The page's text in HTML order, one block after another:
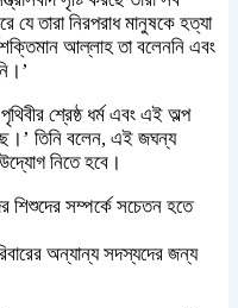
তারা নিরপরাধ মানুষকে হত্যা
আল্লাহ তা বলেননি এবং
শ্রেষ্ঠ ধর্ম এবং এই অল্প
তিনি বলেন, এই জঘন্য
নিতে হবে।
শিশুদের সম্পর্কে সচেতন হতে
অন্যান্য সদস্যদের জন্য